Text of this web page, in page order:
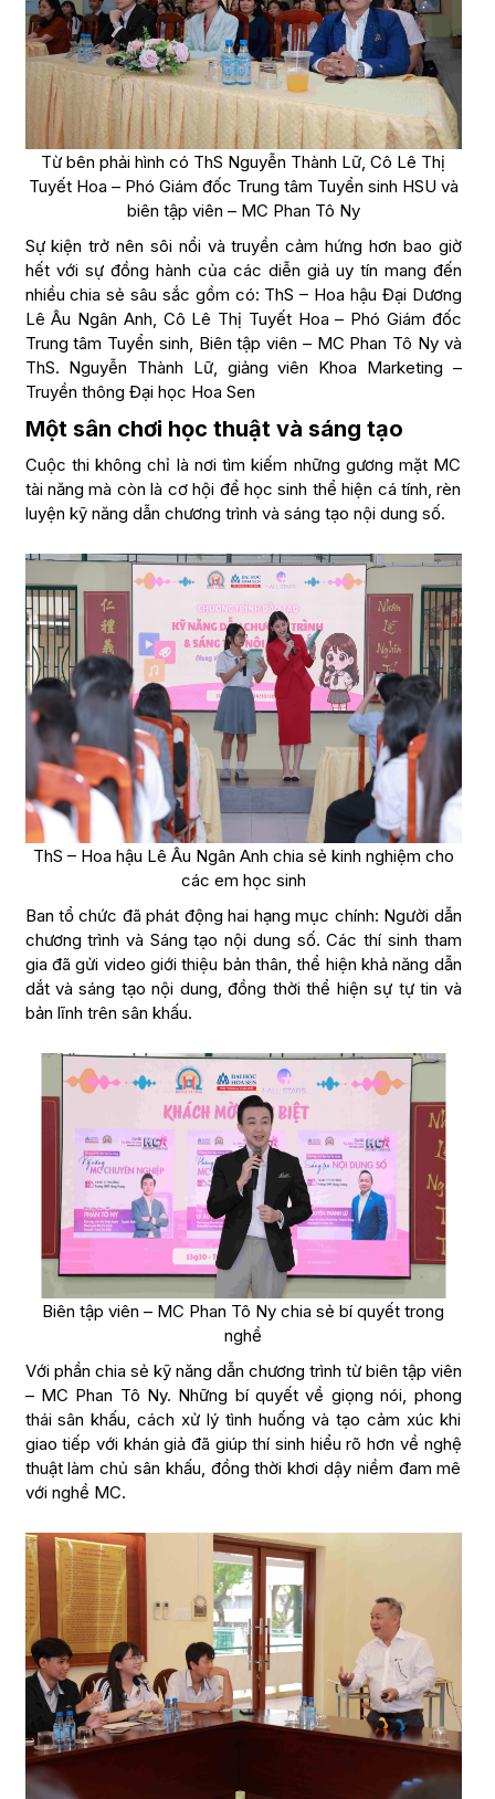
Từ bên phải hình có ThS Nguyễn Thành Lữ, Cô Lê Thị
Tuyết Hoa – Phó Giám đốc Trung tâm Tuyển sinh HSU và
biên tập viên – MC Phan Tô Ny
Sự kiện trở nên sôi nổi và truyền cảm hứng hơn bao giờ
hết với sự đồng hành của các diễn giả uy tín mang đến
nhiều chia sẻ sâu sắc gồm có: ThS – Hoa hậu Đại Dương
Lê Âu Ngân Anh, Cô Lê Thị Tuyết Hoa – Phó Giám đốc
Trung tâm Tuyển sinh, Biên tập viên – MC Phan Tô Ny và
ThS. Nguyễn Thành Lữ, giảng viên Khoa Marketing –
Truyền thông Đại học Hoa Sen
Một sân chơi học thuật và sáng tạo
Cuộc thi không chỉ là nơi tìm kiếm những gương mặt MC
tài năng mà còn là cơ hội để học sinh thể hiện cá tính, rèn
luyện kỹ năng dẫn chương trình và sáng tạo nội dung số.
ThS – Hoa hậu Lê Âu Ngân Anh chia sẻ kinh nghiệm cho
các em học sinh
Ban tổ chức đã phát động hai hạng mục chính: Người dẫn
chương trình và Sáng tạo nội dung số. Các thí sinh tham
gia đã gửi video giới thiệu bản thân, thể hiện khả năng dẫn
dắt và sáng tạo nội dung, đồng thời thể hiện sự tự tin và
bản lĩnh trên sân khấu.
Biên tập viên – MC Phan Tô Ny chia sẻ bí quyết trong
nghề
Với phần chia sẻ kỹ năng dẫn chương trình từ biên tập viên
– MC Phan Tô Ny. Những bí quyết về giọng nói, phong
thái sân khấu, cách xử lý tình huống và tạo cảm xúc khi
giao tiếp với khán giả đã giúp thí sinh hiểu rõ hơn về nghệ
thuật làm chủ sân khấu, đồng thời khơi dậy niềm đam mê
với nghề MC.